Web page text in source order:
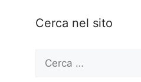
Cerca nel sito
Ricerca